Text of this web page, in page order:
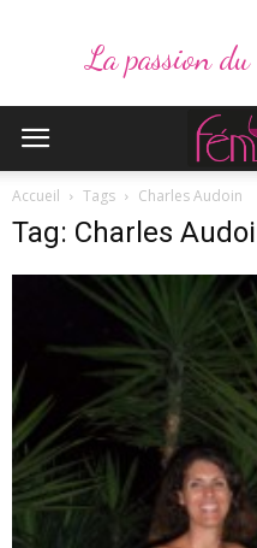
La passion
Accueil Tags Charles Audoin
Tag: Charles